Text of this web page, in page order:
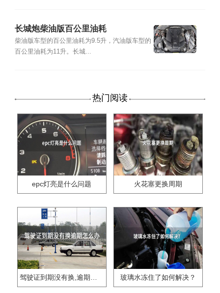
长城炮柴油版百公里油耗
柴油版车型的百公里油耗为9.5升，汽油版车型的
百公里油耗为11升。长城...
热门阅读
epc灯亮是什么问题 火花塞更换周期
驾驶证到期没有换,逾期怎么办?? 玻璃水冻住了如何解决？